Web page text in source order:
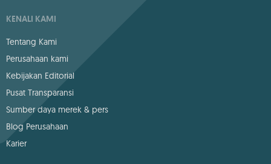
KENALI KAMI
Tentang Kami
Perusahaan kami
Kebijakan Editorial
Pusat Transparansi
Sumber daya merek & pers
Blog Perusahaan
Karier